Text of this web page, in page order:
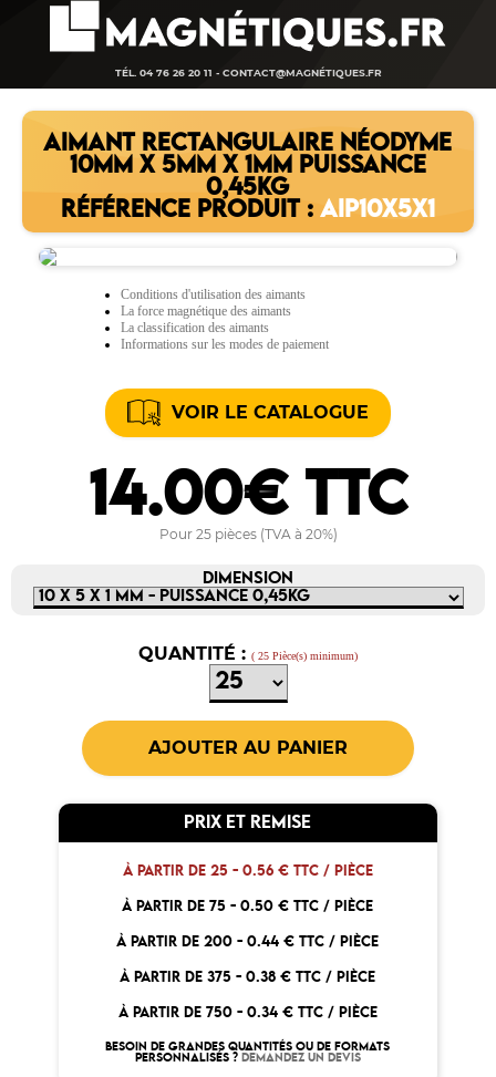
TÉL. 04 76 26 20 11 - CONTACT@MAGNÉTIQUES.FR
AIMANT RECTANGULAIRE NÉODYME
10MM X 5MM X 1MM PUISSANCE
0,45KG
RÉFÉRENCE PRODUIT : AIP10X5X1
Conditions d'utilisation des aimants
La force magnétique des aimants
La classification des aimants
Informations sur les modes de paiement
VOIR LE CATALOGUE
14.00€ TTC
Pour 25 pièces (TVA à 20%)
DIMENSION
QUANTITÉ : ( 25 Pièce(s) minimum)
PRIX ET REMISE
À PARTIR DE 25 - 0.56 € TTC / PIÈCE
À PARTIR DE 75 -0.50 € TTC / PIÈCE
À PARTIR DE 200 -0.44 € TTC / PIÈCE
À PARTIR DE 375 -0.38 € TTC / PIÈCE
À PARTIR DE 750 - 0.34 € TTC / PIÈCE
BESOIN DE GRANDES QUANTITÉS OU DE FORMATS
PERSONNALISÉS ? DEMANDEZ UN DEVIS